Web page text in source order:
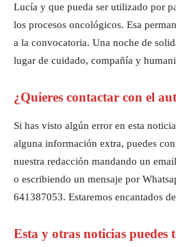
Lucía y que pueda ser utilizado por
los procesos oncológicos. Esa
a la convocatoria. Una noche de
lugar de cuidado, compañía y
¿Quieres contactar con el
Si has visto algún error en esta
alguna información extra, puedes
nuestra redacción mandando un
o escribiendo un mensaje por
641387053. Estaremos encantados
Esta y otras noticias puedes